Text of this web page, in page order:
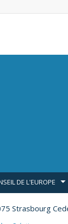
DE L'EUROPE
Strasbourg